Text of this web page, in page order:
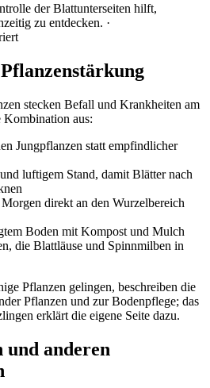
der Blattunterseiten hilft,
zu entdecken. ·
stecken Befall und Krankheiten am
Kombination aus:
Jungpflanzen statt empfindlicher
luftigem Stand, damit Blätter nach
direkt an den Wurzelbereich
Boden mit Kompost und Mulch
die Blattläuse und Spinnmilben in
Pflanzen gelingen, beschreiben die
Pflanzen und zur Bodenpflege; das
erklärt die eigene Seite dazu.
und anderen